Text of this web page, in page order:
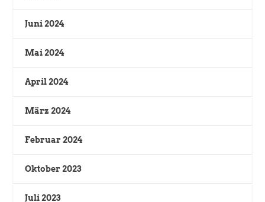
Juni 2024
Mai 2024
April 2024
März 2024
Februar 2024
Oktober 2023
Juli 2023